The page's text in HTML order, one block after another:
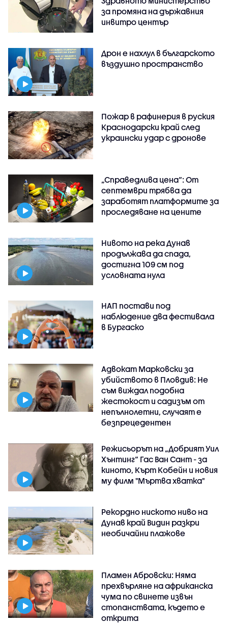
за промяна на държавния
инвитро център
Дрон е нахлул в българското
въздушно пространство
Пожар в рафинерия в руския
Краснодарски край след
украински удар с дронове
„Справедлива цена“: От
септември трябва да
заработят платформите за
проследяване на цените
Нивото на река Дунав
продължава да спада,
достигна 109 см под
условната нула
НАП постави под
наблюдение два фестивала
в Бургаско
Адвокат Марковски за
убийството в Пловдив: Не
съм виждал подобна
жестокост и садизъм от
непълнолетни, случаят е
безпрецедентен
Режисьорът на „Добрият Уил
Хънтинг“ Гас Ван Сант - за
киното, Кърт Кобейн и новия
му филм "Мъртва хватка"
Рекордно ниското ниво на
Дунав край Видин разкри
необичайни плажове
Пламен Абровски: Няма
прехвърляне на африканска
чума по свинете извън
стопанствата, където е
открита